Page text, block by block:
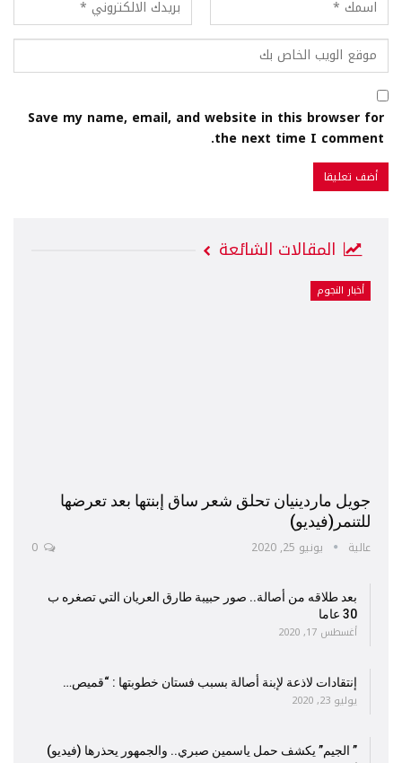
Save my name, email, and website in this browser for
the next time I comment.
المقالات الشائعة
أخبار النجوم
جويل ماردينيان تحلق شعر ساق إبنتها بعد تعرضها
للتنمر(فيديو)
عالية يونيو 25, 2020
بعد طلاقه من أصالة.. صور حبيبة طارق العريان التي تصغره ب
30 عاما
أغسطس 17, 2020
إنتقادات لاذعة لإبنة أصالة بسبب فستان خطوبتها : “قميص…
يوليو 23, 2020
” الجيم” يكشف حمل ياسمين صبري.. والجمهور يحذرها (فيديو)